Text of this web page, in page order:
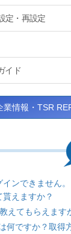
定・再設定
イド
業情報・TSR
インできません
えますか？
えてもらえます
何ですか？取得